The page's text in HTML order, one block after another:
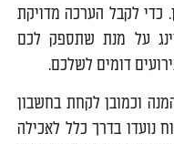
כדי לקבל הערכה מדויקת
על מנת שתספק לכם
דומים לשלכם.
וכמובן לקחת בחשבון
נועדו בדרך כלל לאכילה